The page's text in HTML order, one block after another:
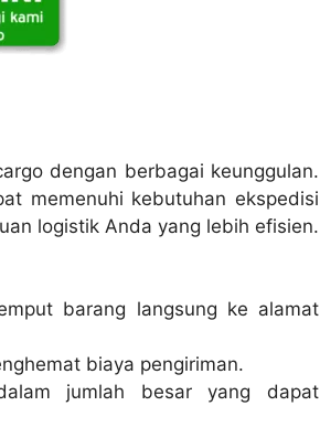
dengan berbagai keunggulan.
memenuhi kebutuhan ekspedisi
logistik Anda yang lebih efisien.
barang langsung ke alamat
biaya pengiriman.
jumlah besar yang dapat